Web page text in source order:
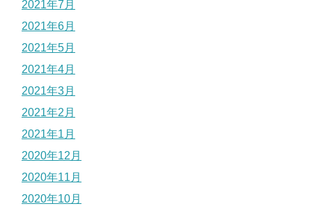
2021年7月
2021年6月
2021年5月
2021年4月
2021年3月
2021年2月
2021年1月
2020年12月
2020年11月
2020年10月